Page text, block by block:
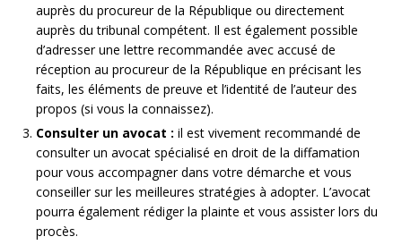
auprès du procureur de la République ou directement
auprès du tribunal compétent. Il est également possible
d’adresser une lettre recommandée avec accusé de
réception au procureur de la République en précisant les
faits, les éléments de preuve et l’identité de l’auteur des
propos (si vous la connaissez).
Consulter un avocat : il est vivement recommandé de
consulter un avocat spécialisé en droit de la diffamation
pour vous accompagner dans votre démarche et vous
conseiller sur les meilleures stratégies à adopter. L’avocat
pourra également rédiger la plainte et vous assister lors du
procès.